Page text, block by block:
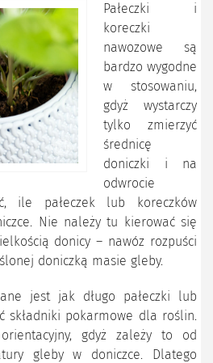
Pałeczki i
koreczki
nawozowe są
bardzo wygodne
w stosowaniu,
gdyż wystarczy
tylko zmierzyć
średnicę
doniczki i na
odwrocie
ile pałeczek lub koreczków
Nie należy tu kierować się
donicy – nawóz rozpuści
doniczką masie gleby.
jest jak długo pałeczki lub
składniki pokarmowe dla roślin.
gdyż zależy to od
gleby w doniczce. Dlatego